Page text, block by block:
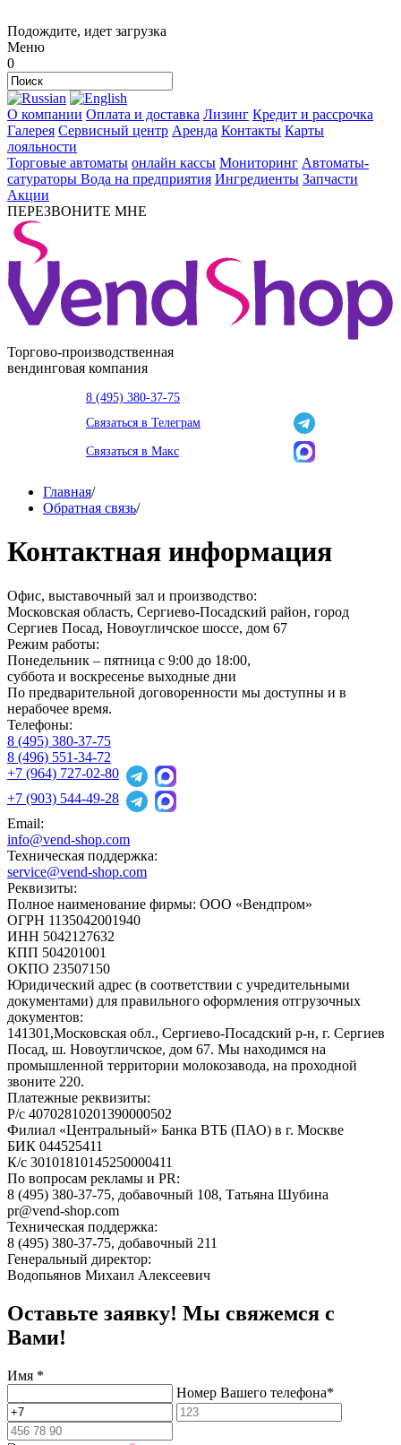
Подождите, идет загрузка
Меню
0
О компании Оплата и доставка Лизинг Кредит и рассрочка
Галерея Сервисный центр Аренда Контакты Карты
лояльности
Торговые автоматы онлайн кассы Мониторинг Автоматы-
сатураторы Вода на предприятия Ингредиенты Запчасти
Акции
ПЕРЕЗВОНИТЕ МНЕ
Торгово-производственная
вендинговая компания
8 (495) 380-37-75
Связаться в Телеграм
Связаться в Макс
Главная/
Обратная связь/
Контактная информация
Офис, выставочный зал и производство:
Московская область, Сергиево-Посадский район, город
Сергиев Посад, Новоугличское шоссе, дом 67
Режим работы:
Понедельник – пятница с 9:00 до 18:00,
суббота и воскресенье выходные дни
По предварительной договоренности мы доступны и в
нерабочее время.
Телефоны:
8 (495) 380-37-75
8 (496) 551-34-72
+7 (964) 727-02-80
+7 (903) 544-49-28
Email:
info@vend-shop.com
Техническая поддержка:
service@vend-shop.com
Реквизиты:
Полное наименование фирмы: ООО «Вендпром»
ОГРН 1135042001940
ИНН 5042127632
КПП 504201001
ОКПО 23507150
Юридический адрес (в соответствии с учредительными
документами) для правильного оформления отгрузочных
документов:
141301,Московская обл., Сергиево-Посадский р-н, г. Сергиев
Посад, ш. Новоугличское, дом 67. Мы находимся на
промышленной территории молокозавода, на проходной
звоните 220.
Платежные реквизиты:
Р/с 40702810201390000502
Филиал «Центральный» Банка ВТБ (ПАО) в г. Москве
БИК 044525411
К/с 30101810145250000411
По вопросам рекламы и PR:
8 (495) 380-37-75, добавочный 108, Татьяна Шубина
pr@vend-shop.com
Техническая поддержка:
8 (495) 380-37-75, добавочный 211
Генеральный директор:
Водопьянов Михаил Алексеевич
Оставьте заявку! Мы свяжемся с
Вами!
Имя *
Номер Вашего телефона*